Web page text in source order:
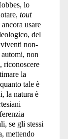
lo
tout
usare
del
non-
automi, non
riconoscere
la
tale è
la natura è
se gli stessi
mettendo